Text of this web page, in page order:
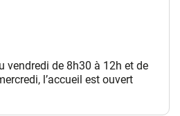
vendredi de 8h30 à 12h et de
l’accueil est ouvert